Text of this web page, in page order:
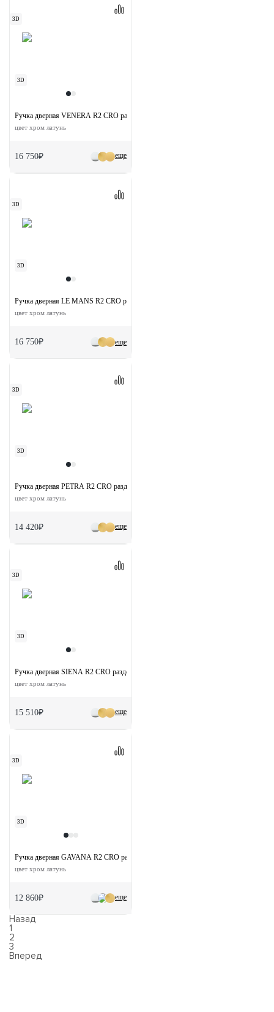
3D
3D
еще
Ручка дверная VENERA R2 CRO раздельная на круглой розетке
цвет хром латунь
16 750₽
3D
3D
еще
Ручка дверная LE MANS R2 CRO раздельная на круглой розетке
цвет хром латунь
16 750₽
3D
3D
еще
Ручка дверная PETRA R2 CRO раздельная на круглой розетке
цвет хром латунь
14 420₽
3D
3D
еще
Ручка дверная SIENA R2 CRO раздельная на круглой розетке
цвет хром латунь
15 510₽
3D
3D
еще
Ручка дверная GAVANA R2 CRO раздельная на круглой розетке
цвет хром латунь
12 860₽
Назад
1
2
3
Вперед